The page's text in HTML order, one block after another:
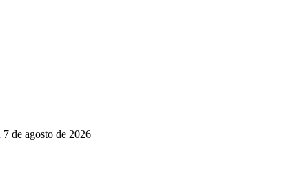
7 de agosto de 2026